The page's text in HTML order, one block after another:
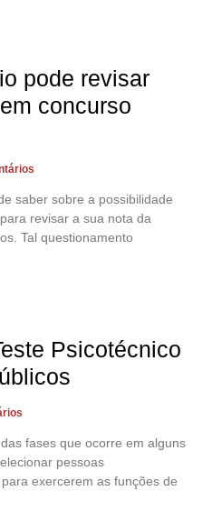
pode revisar
concurso
saber sobre a possibilidade
revisar a sua nota da
Tal questionamento
Psicotécnico
fases que ocorre em alguns
pessoas
exercerem as funções de